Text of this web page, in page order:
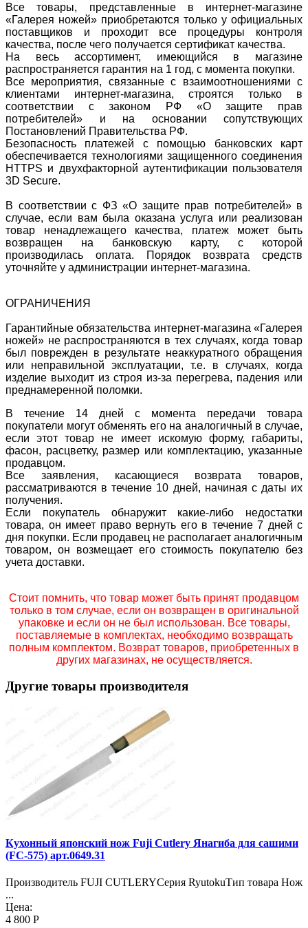
Все товары, представленные в интернет-магазине
«Галерея ножей» приобретаются только у официальных
поставщиков и проходит все процедуры контроля
качества, после чего получается сертификат качества.
На весь ассортимент, имеющийся в магазине
распространяется гарантия на 1 год, с момента покупки.
Все мероприятия, связанные с взаимоотношениями с
клиентами интернет-магазина, строятся только в
соответствии с законом РФ «О защите прав
потребителей» и на основании сопутствующих
Постановлений Правительства РФ.
Безопасность платежей с помощью банковских карт
обеспечивается технологиями защищенного соединения
HTTPS и двухфакторной аутентификации пользователя
3D Secure.
В соответствии с ФЗ «О защите прав потребителей» в
случае, если вам была оказана услуга или реализован
товар ненадлежащего качества, платеж может быть
возвращен на банковскую карту, с которой
производилась оплата. Порядок возврата средств
уточняйте у администрации интернет-магазина.
ОГРАНИЧЕНИЯ
Гарантийные обязательства интернет-магазина «Галерея
ножей» не распространяются в тех случаях, когда товар
был поврежден в результате неаккуратного обращения
или неправильной эксплуатации, т.е. в случаях, когда
изделие выходит из строя из-за перегрева, падения или
преднамеренной поломки.
В течение 14 дней с момента передачи товара
покупатели могут обменять его на аналогичный в случае,
если этот товар не имеет искомую форму, габариты,
фасон, расцветку, размер или комплектацию, указанные
продавцом.
Все заявления, касающиеся возврата товаров,
рассматриваются в течение 10 дней, начиная с даты их
получения.
Если покупатель обнаружит какие-либо недостатки
товара, он имеет право вернуть его в течение 7 дней с
дня покупки. Если продавец не располагает аналогичным
товаром, он возмещает его стоимость покупателю без
учета доставки.
Стоит помнить, что товар может быть принят продавцом
только в том случае, если он возвращен в оригинальной
упаковке и если он не был использован. Все товары,
поставляемые в комплектах, необходимо возвращать
полным комплектом. Возврат товаров, приобретенных в
других магазинах, не осуществляется.
Другие товары производителя
Кухонный японский нож Fuji Cutlery Янагиба для сашими
(FC-575) арт.0649.31
Производитель FUJI CUTLERYСерия RyutokuТип товара Нож
...
Цена:
4 800 Р